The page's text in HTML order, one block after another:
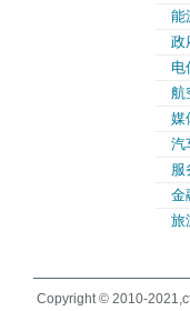
能
政
电
航
媒
汽
服
金
旅
Copyright © 2010-